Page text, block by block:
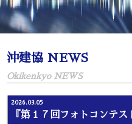
沖建協 NEWS
Okikenkyo NEWS
2026.03.05
『第１７回フォトコンテ